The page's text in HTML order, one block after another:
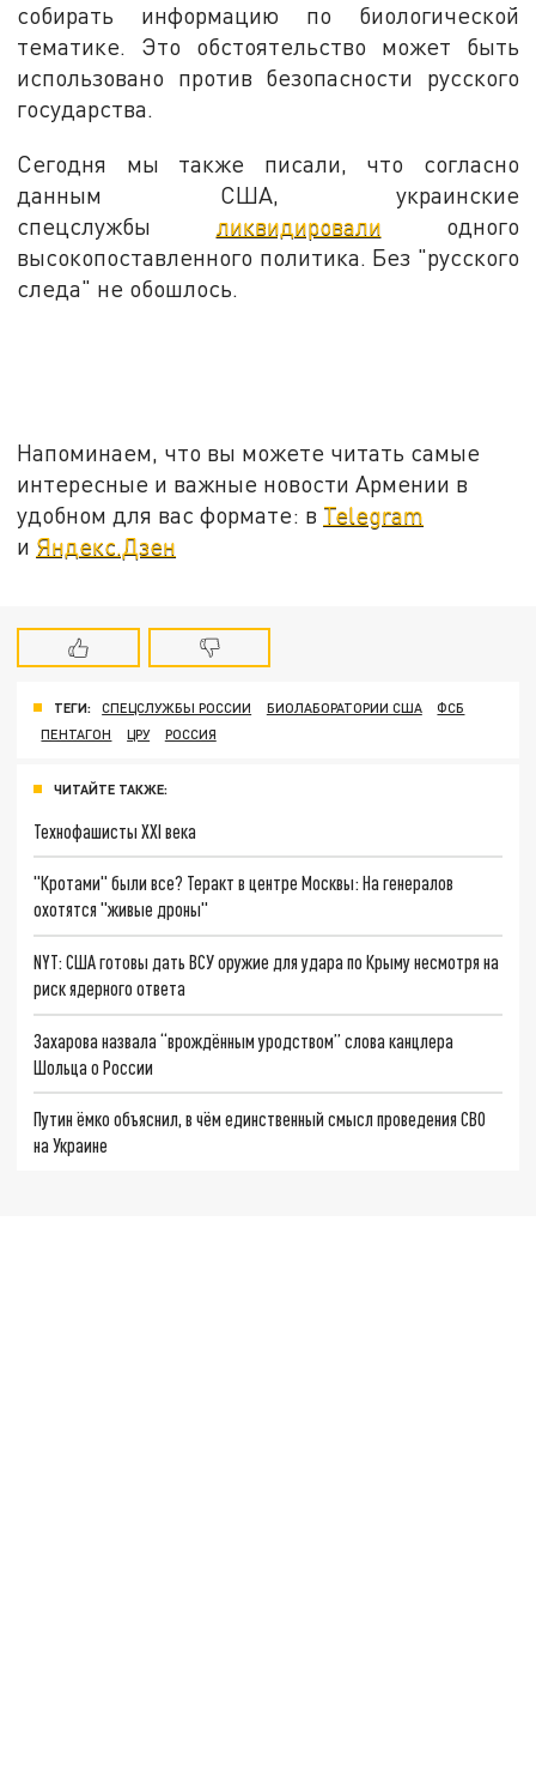
собирать информацию по биологической
тематике. Это обстоятельство может быть
использовано против безопасности русского
государства.
Сегодня мы также писали, что согласно
данным США, украинские
спецслужбы ликвидировали одного
высокопоставленного политика. Без "русского
следа" не обошлось.
Напоминаем, что вы можете читать самые
интересные и важные новости Армении в
удобном для вас формате: в Telegram
и Яндекс.Дзен
ТЕГИ: СПЕЦСЛУЖБЫ РОССИИ БИОЛАБОРАТОРИИ США
ФСБ
ПЕНТАГОН
ЦРУ РОССИЯ
ЧИТАЙТЕ ТАКЖЕ:
Технофашисты XXI века
"Кротами" были все? Теракт в центре Москвы: На генералов
охотятся "живые дроны"
NYT: США готовы дать ВСУ оружие для удара по Крыму несмотря на
риск ядерного ответа
Захарова назвала “врождённым уродством” слова канцлера
Шольца о России
Путин ёмко объяснил, в чём единственный смысл проведения СВО
на Украине